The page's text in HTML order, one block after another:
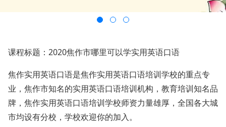
课程标题：2020焦作市哪里可以学实用英语口语
焦作实用英语口语是焦作实用英语口语培训学校的重点专
业，焦作市知名的实用英语口语培训机构，教育培训知名品
牌，焦作实用英语口语培训学校师资力量雄厚，全国各大城
市均设有分校，学校欢迎你的加入。